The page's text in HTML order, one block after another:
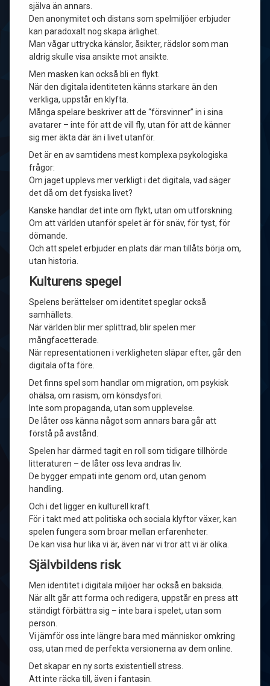
själva än annars.
Den anonymitet och distans som spelmiljöer erbjuder
kan paradoxalt nog skapa ärlighet.
Man vågar uttrycka känslor, åsikter, rädslor som man
aldrig skulle visa ansikte mot ansikte.
Men masken kan också bli en flykt.
När den digitala identiteten känns starkare än den
verkliga, uppstår en klyfta.
Många spelare beskriver att de “försvinner” in i sina
avatarer – inte för att de vill fly, utan för att de känner
sig mer äkta där än i livet utanför.
Det är en av samtidens mest komplexa psykologiska
frågor:
Om jaget upplevs mer verkligt i det digitala, vad säger
det då om det fysiska livet?
Kanske handlar det inte om flykt, utan om utforskning.
Om att världen utanför spelet är för snäv, för tyst, för
dömande.
Och att spelet erbjuder en plats där man tillåts börja om,
utan historia.
Kulturens spegel
Spelens berättelser om identitet speglar också
samhällets.
När världen blir mer splittrad, blir spelen mer
mångfacetterade.
När representationen i verkligheten släpar efter, går den
digitala ofta före.
Det finns spel som handlar om migration, om psykisk
ohälsa, om rasism, om könsdysfori.
Inte som propaganda, utan som upplevelse.
De låter oss känna något som annars bara går att
förstå på avstånd.
Spelen har därmed tagit en roll som tidigare tillhörde
litteraturen – de låter oss leva andras liv.
De bygger empati inte genom ord, utan genom
handling.
Och i det ligger en kulturell kraft.
För i takt med att politiska och sociala klyftor växer, kan
spelen fungera som broar mellan erfarenheter.
De kan visa hur lika vi är, även när vi tror att vi är olika.
Självbildens risk
Men identitet i digitala miljöer har också en baksida.
När allt går att forma och redigera, uppstår en press att
ständigt förbättra sig – inte bara i spelet, utan som
person.
Vi jämför oss inte längre bara med människor omkring
oss, utan med de perfekta versionerna av dem online.
Det skapar en ny sorts existentiell stress.
Att inte räcka till, även i fantasin.